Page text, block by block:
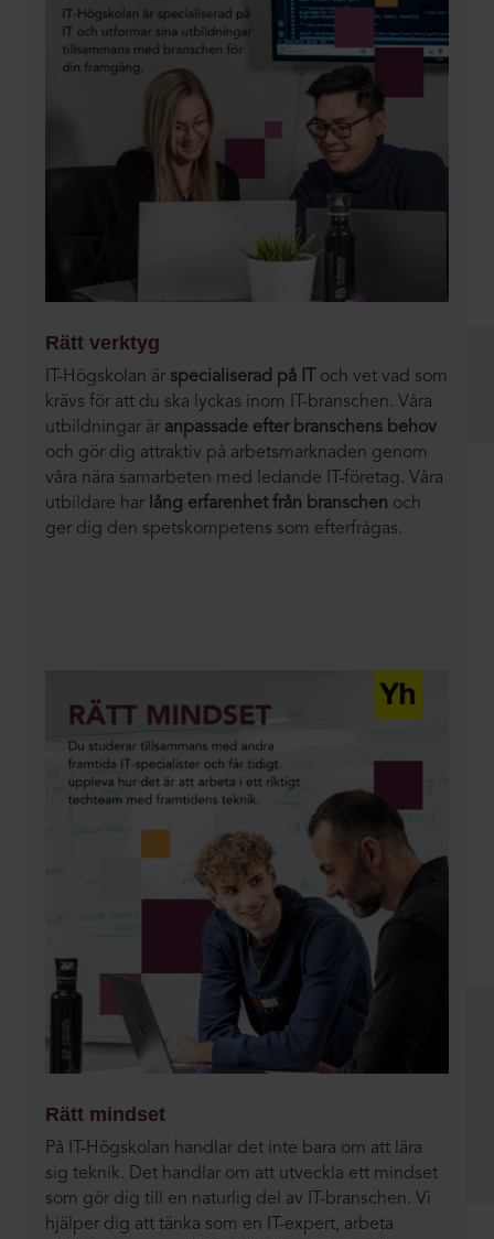
Rätt verktyg
IT-Högskolan är specialiserad på IT och vet vad som
krävs för att du ska lyckas inom IT-branschen. Våra
utbildningar är anpassade efter branschens behov
och gör dig attraktiv på arbetsmarknaden genom
våra nära samarbeten med ledande IT-företag. Våra
utbildare har lång erfarenhet från branschen och
ger dig den spetskompetens som efterfrågas.
Rätt mindset
På IT-Högskolan handlar det inte bara om att lära
sig teknik. Det handlar om att utveckla ett mindset
som gör dig till en naturlig del av IT-branschen. Vi
hjälper dig att tänka som en IT-expert, arbeta